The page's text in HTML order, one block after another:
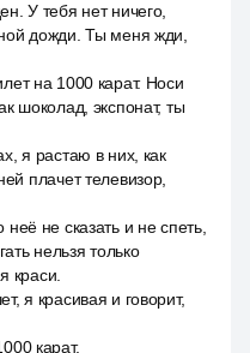
У тебя нет ничего,
дожди. Ты меня жди,
на 1000 карат. Носи
шоколад, экспонат, ты
я растаю в них, как
плачет телевизор,
не сказать и не спеть,
нельзя только
краси.
я красивая и говорит,
карат.